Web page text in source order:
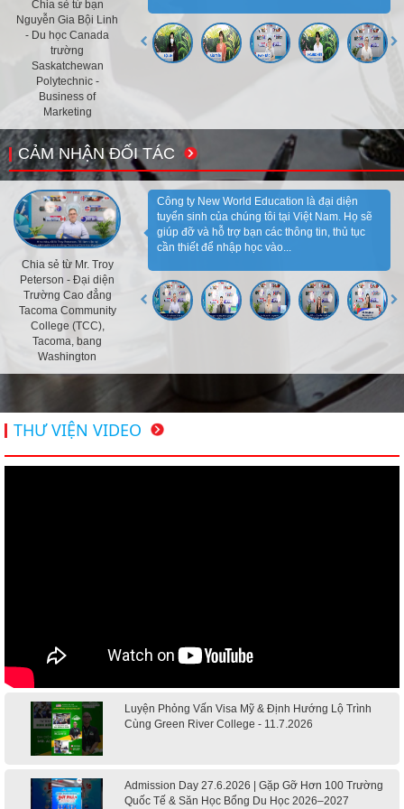
Chia sẻ từ bạn
Nguyễn Gia Bội Linh
- Du học Canada
trường
Saskatchewan
Polytechnic -
Business of
Marketing
CẢM NHẬN ĐỐI TÁC
Chia sẻ từ Mr. Troy
Peterson - Đại diện
Trường Cao đẳng
Tacoma Community
College (TCC),
Tacoma, bang
Washington
Công ty New World Education là đại diện
tuyển sinh của chúng tôi tại Việt Nam. Họ sẽ
giúp đỡ và hỗ trợ bạn các thông tin, thủ tục
cần thiết để nhập học vào...
THƯ VIỆN VIDEO
Luyện Phỏng Vấn Visa Mỹ & Định Hướng Lộ Trình
Cùng Green River College - 11.7.2026
Admission Day 27.6.2026 | Gặp Gỡ Hơn 100 Trường
Quốc Tế & Săn Học Bổng Du Học 2026–2027